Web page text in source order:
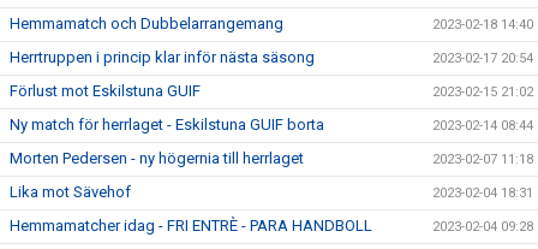
Hemmamatch och Dubbelarrangemang 2023-02-18 14:40
Herrtruppen i princip klar inför nästa säsong 2023-02-17 20:54
Förlust mot Eskilstuna GUIF 2023-02-15 21:02
Ny match för herrlaget - Eskilstuna GUIF borta 2023-02-14 08:44
Morten Pedersen - ny högernia till herrlaget 2023-02-07 11:18
Lika mot Sävehof 2023-02-04 18:31
Hemmamatcher idag - FRI ENTRÈ - PARA HANDBOLL 2023-02-04 09:28